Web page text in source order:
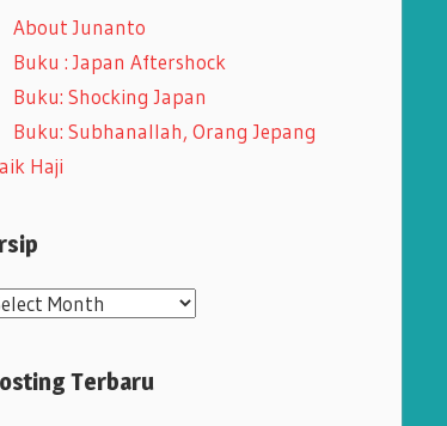
About Junanto
Buku : Japan Aftershock
Buku: Shocking Japan
Buku: Subhanallah, Orang Jepang
Haji
Terbaru